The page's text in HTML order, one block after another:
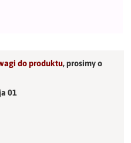
do produktu,prosimy o
01